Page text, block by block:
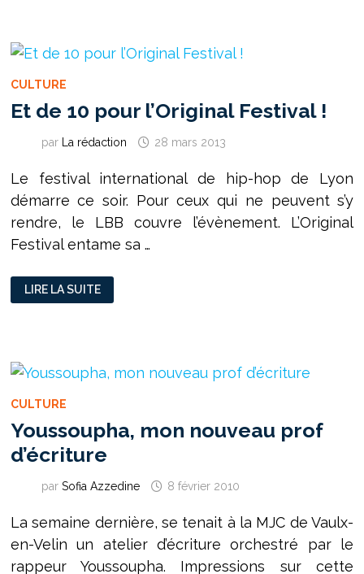
RETOUR
DES
INDÉPENDANTS
CULTURE
Et de 10 pour l’Original Festival !
par La rédaction 28 mars 2013
Le festival international de hip-hop de Lyon
démarre ce soir. Pour ceux qui ne peuvent s’y
rendre, le LBB couvre l’évènement. L’Original
Festival entame sa …
ET
DE
10
LIRE LA SUITE
CULTURE
Youssoupha, mon nouveau prof
d’écriture
par Sofia Azzedine 8 février 2010
La semaine dernière, se tenait à la MJC de Vaulx-
en-Velin un atelier d’écriture orchestré par le
rappeur Youssoupha. Impressions sur cette